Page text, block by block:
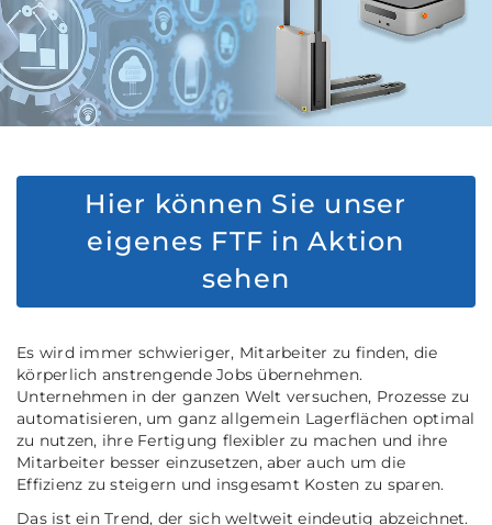
Hier können Sie unser
eigenes FTF in Aktion
sehen
Es wird immer schwieriger, Mitarbeiter zu finden, die
körperlich anstrengende Jobs übernehmen.
Unternehmen in der ganzen Welt versuchen, Prozesse zu
automatisieren, um ganz allgemein Lagerflächen optimal
zu nutzen, ihre Fertigung flexibler zu machen und ihre
Mitarbeiter besser einzusetzen, aber auch um die
Effizienz zu steigern und insgesamt Kosten zu sparen.
Das ist ein Trend, der sich weltweit eindeutig abzeichnet.